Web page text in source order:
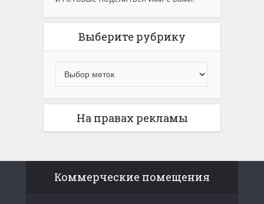
Выберите рубрику
На правах рекламы
Коммерческие помещения